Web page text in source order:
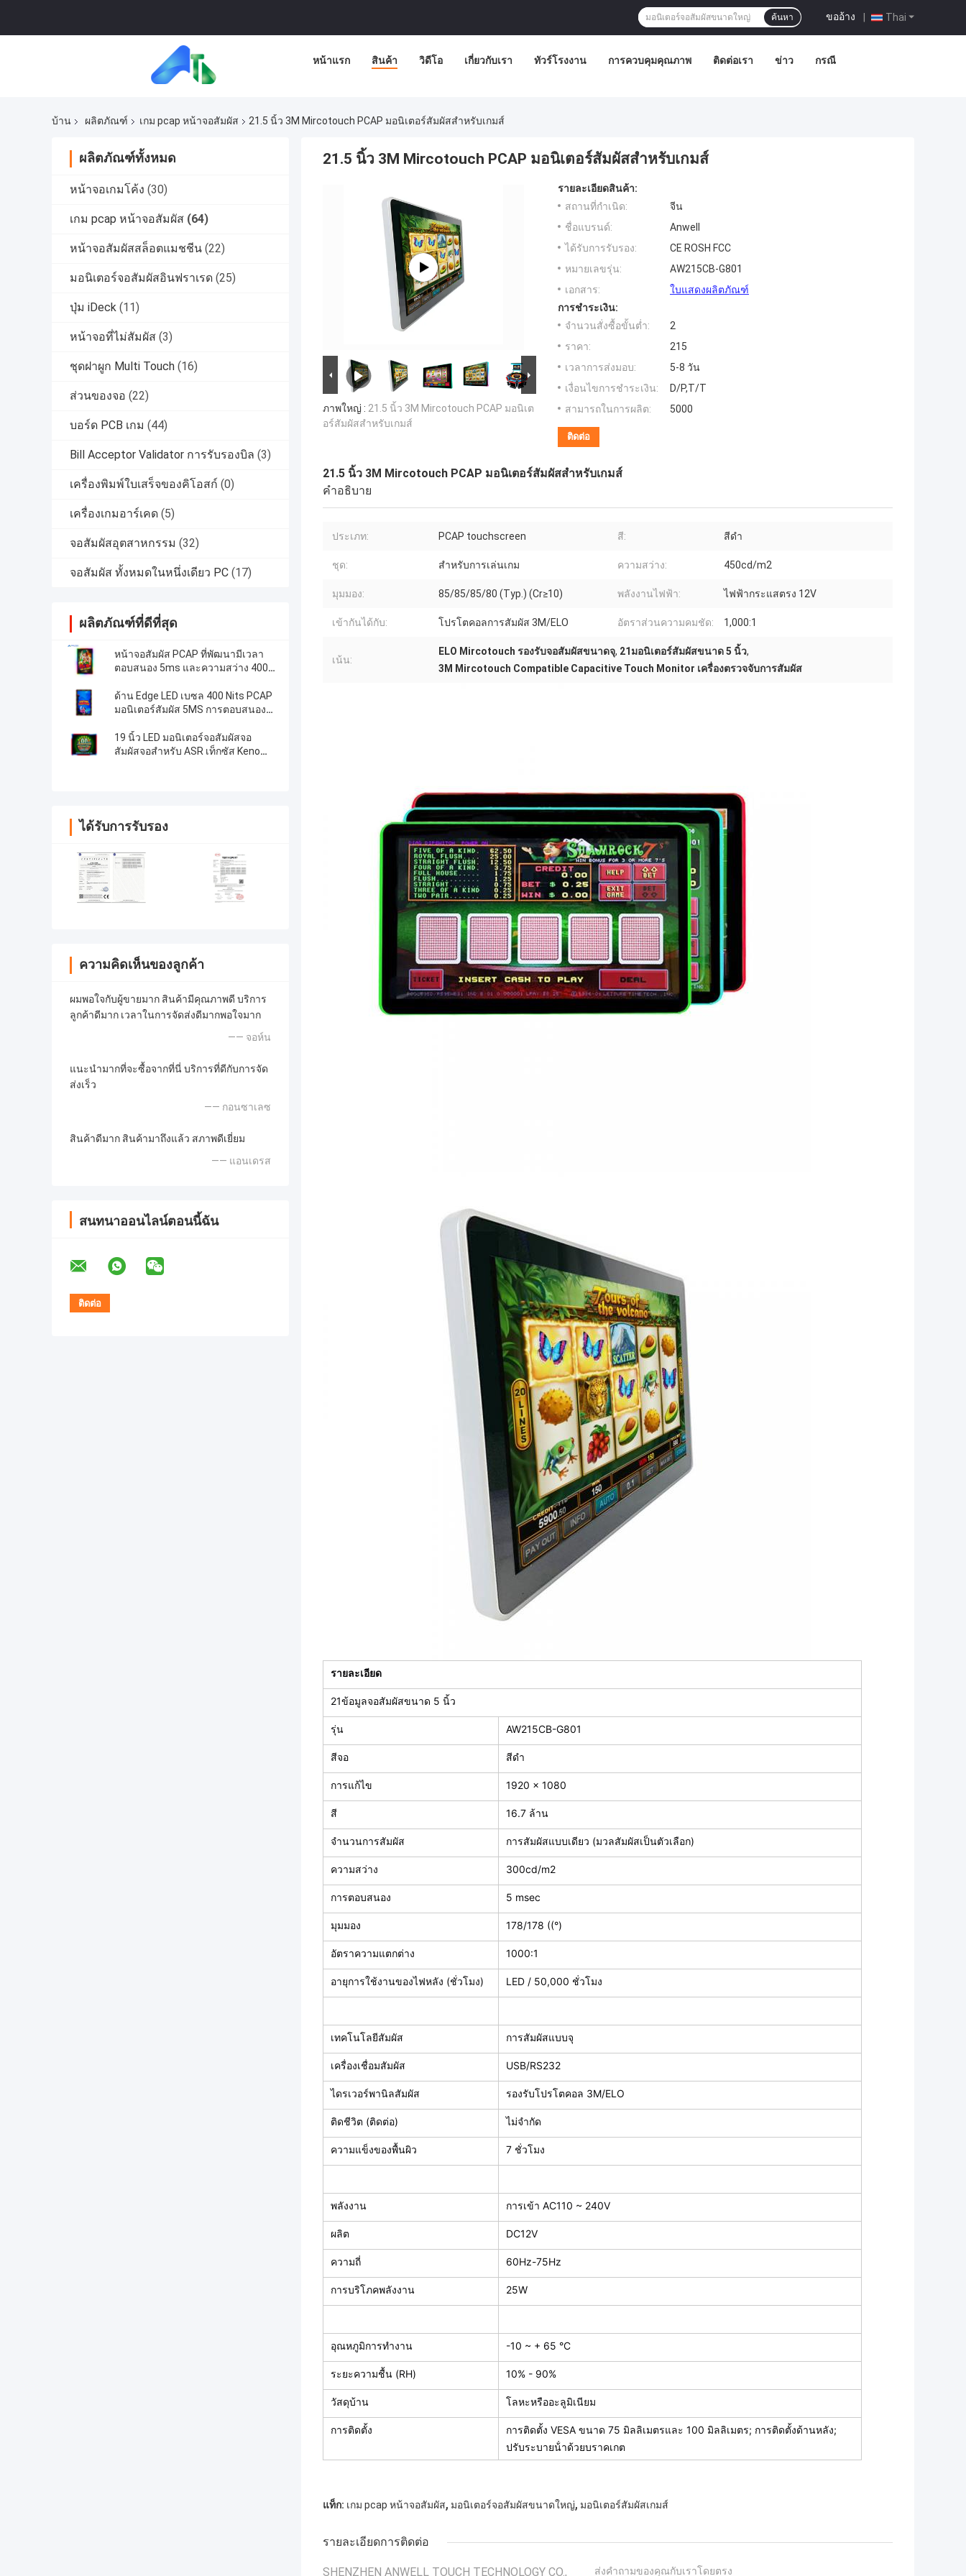
Thai
ขออ้าง |
ค้นหา
หน้าแรก สินค้า วิดีโอ เกี่ยวกับเรา ทัวร์โรงงาน การควบคุมคุณภาพ ติดต่อเรา ข่าว กรณี
บ้าน ผลิตภัณฑ์ เกม pcap หน้าจอสัมผัส 21.5 นิ้ว 3M Mircotouch PCAP มอนิเตอร์สัมผัสสําหรับเกมส์
ผลิตภัณฑ์ทั้งหมด
หน้าจอเกมโค้ง (30)
เกม pcap หน้าจอสัมผัส (64)
หน้าจอสัมผัสสล็อตแมชชีน (22)
มอนิเตอร์จอสัมผัสอินฟราเรด (25)
ปุ่ม iDeck (11)
หน้าจอที่ไม่สัมผัส (3)
ชุดฝาผูก Multi Touch (16)
ส่วนของจอ (22)
บอร์ด PCB เกม (44)
Bill Acceptor Validator การรับรองบิล (3)
เครื่องพิมพ์ใบเสร็จของคิโอสก์ (0)
เครื่องเกมอาร์เคด (5)
จอสัมผัสอุตสาหกรรม (32)
จอสัมผัส ทั้งหมดในหนึ่งเดียว PC (17)
ผลิตภัณฑ์ที่ดีที่สุด
หน้าจอสัมผัส PCAP ที่พัฒนามีเวลา
ตอบสนอง 5ms และความสว่าง 400
ด้าน Edge LED เบซล 400 Nits PCAP
มอนิเตอร์สัมผัส 5MS การตอบสนอง
19 นิ้ว LED มอนิเตอร์จอสัมผัสจอ
สัมผัสจอสําหรับ ASR เท็กซัส Keno
ได้รับการรับรอง
ความคิดเห็นของลูกค้า
ผมพอใจกับผู้ขายมาก สินค้ามีคุณภาพดี บริการ
ลูกค้าดีมาก เวลาในการจัดส่งดีมากพอใจมาก
—— จอห์น
แนะนํามากที่จะซื้อจากที่นี่ บริการที่ดีกับการจัด
ส่งเร็ว
—— กอนซาเลซ
สินค้าดีมาก สินค้ามาถึงแล้ว สภาพดีเยี่ยม
—— แอนเดรส
สนทนาออนไลน์ตอนนี้ฉัน
21.5 นิ้ว 3M Mircotouch PCAP มอนิเตอร์สัมผัสสําหรับเกมส์
ภาพใหญ่ : 21.5 นิ้ว 3M Mircotouch PCAP มอนิเต
อร์สัมผัสสําหรับเกมส์
รายละเอียดสินค้า:
สถานที่กำเนิด:
จีน
ชื่อแบรนด์:
Anwell
ได้รับการรับรอง:
CE ROSH FCC
หมายเลขรุ่น:
AW215CB-G801
เอกสาร:
ใบแสดงผลิตภัณฑ์
การชำระเงิน:
จำนวนสั่งซื้อขั้นต่ำ:
2
ราคา:
215
เวลาการส่งมอบ:
5-8 วัน
เงื่อนไขการชำระเงิน:
D/P,T/T
สามารถในการผลิต:
5000
ติดต่อ
21.5 นิ้ว 3M Mircotouch PCAP มอนิเตอร์สัมผัสสําหรับเกมส์
คําอธิบาย
ประเภท: PCAP touchscreen สี: สีดำ
ชุด: สำหรับการเล่นเกม ความสว่าง: 450cd/m2
มุมมอง: 85/85/85/80 (Typ.) (Cr≥10) พลังงานไฟฟ้า: ไฟฟ้ากระแสตรง 12V
เข้ากันได้กับ: โปรโตคอลการสัมผัส 3M/ELO อัตราส่วนความคมชัด: 1,000:1
เน้น:
ELO Mircotouch รองรับจอสัมผัสขนาดจุ, 21มอนิเตอร์สัมผัสขนาด 5 นิ้ว,
3M Mircotouch Compatible Capacitive Touch Monitor เครื่องตรวจจับการสัมผัส
รายละเอียด
21ข้อมูลจอสัมผัสขนาด 5 นิ้ว
รุ่น AW215CB-G801
สีจอ สีดํา
การแก้ไข 1920 x 1080
สี 16.7 ล้าน
จํานวนการสัมผัส การสัมผัสแบบเดียว (มวลสัมผัสเป็นตัวเลือก)
ความสว่าง 300cd/m2
การตอบสนอง 5 msec
มุมมอง 178/178 ((°)
อัตราความแตกต่าง 1000:1
อายุการใช้งานของไฟหลัง (ชั่วโมง) LED / 50,000 ชั่วโมง
เทคโนโลยีสัมผัส การสัมผัสแบบจุ
เครื่องเชื่อมสัมผัส USB/RS232
ไดรเวอร์พานิลสัมผัส รองรับโปรโตคอล 3M/ELO
ติดชีวิต (ติดต่อ) ไม่จํากัด
ความแข็งของพื้นผิว 7 ชั่วโมง
พลังงาน การเข้า AC110 ~ 240V
ผลิต DC12V
ความถี่ 60Hz-75Hz
การบริโภคพลังงาน 25W
อุณหภูมิการทํางาน -10 ~ + 65 °C
ระยะความชื้น (RH) 10% - 90%
วัสดุบ้าน โลหะหรืออะลูมิเนียม
การติดตั้ง
การติดตั้ง VESA ขนาด 75 มิลลิเมตรและ 100 มิลลิเมตร; การติดตั้งด้านหลัง;
ปรับระบายน้ําด้วยบราคเกต
แท็ก: เกม pcap หน้าจอสัมผัส, มอนิเตอร์จอสัมผัสขนาดใหญ่, มอนิเตอร์สัมผัสเกมส์
รายละเอียดการติดต่อ
SHENZHEN ANWELL TOUCH TECHNOLOGY CO., ส่งคำถามของคุณกับเราโดยตรง